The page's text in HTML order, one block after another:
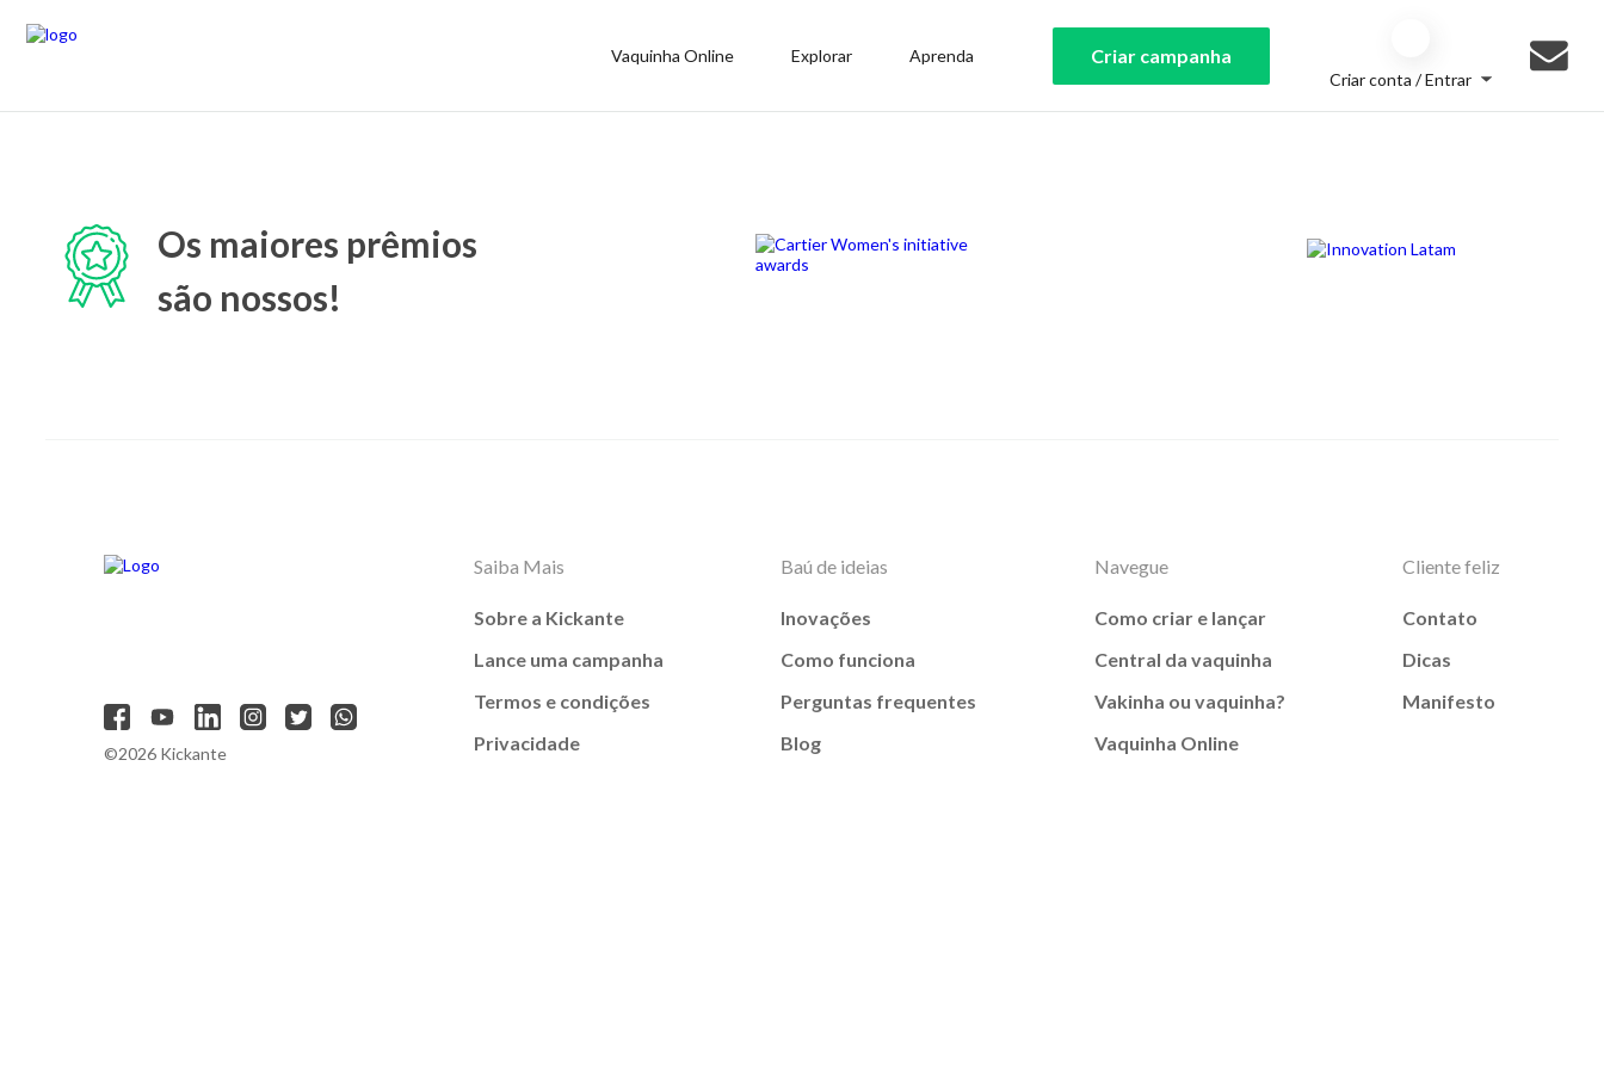
Vaquinha Online Explorar Aprenda Criar campanha
Criar conta / Entrar
Os maiores prêmios
são nossos!
©2026 Kickante
Saiba Mais
Sobre a Kickante
Lance uma campanha
Termos e condições
Privacidade
Baú de ideias
Inovações
Como funciona
Perguntas frequentes
Blog
Navegue
Como criar e lançar
Central da vaquinha
Vakinha ou vaquinha?
Vaquinha Online
Cliente feliz
Contato
Dicas
Manifesto